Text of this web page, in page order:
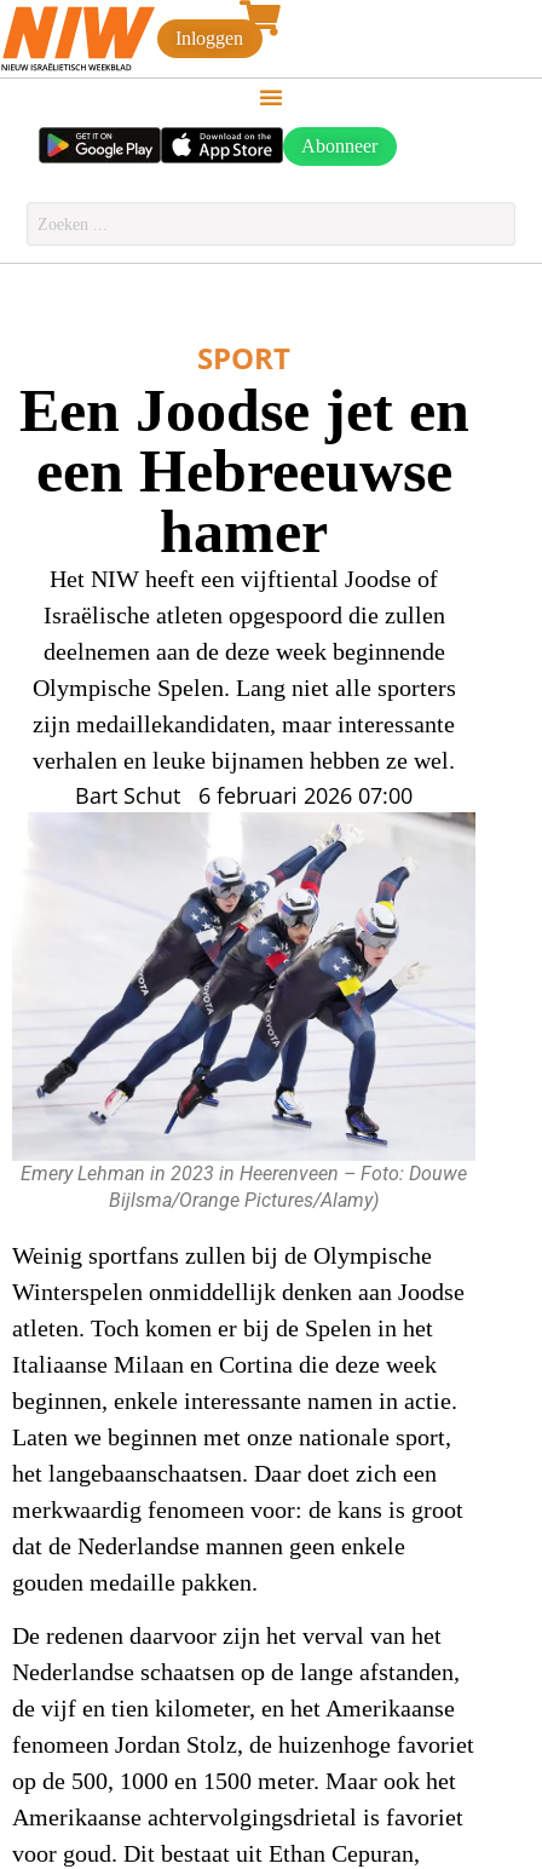
Inloggen
Abonneer
SPORT
Een Joodse jet en
een Hebreeuwse
hamer
Het NIW heeft een vijftiental Joodse of
Israëlische atleten opgespoord die zullen
deelnemen aan de deze week beginnende
Olympische Spelen. Lang niet alle sporters
zijn medaillekandidaten, maar interessante
verhalen en leuke bijnamen hebben ze wel.
Bart Schut 6 februari 2026 07:00
Emery Lehman in 2023 in Heerenveen – Foto: Douwe
Bijlsma/Orange Pictures/Alamy)
Weinig sportfans zullen bij de Olympische
Winterspelen onmiddellijk denken aan Joodse
atleten. Toch komen er bij de Spelen in het
Italiaanse Milaan en Cortina die deze week
beginnen, enkele interessante namen in actie.
Laten we beginnen met onze nationale sport,
het langebaanschaatsen. Daar doet zich een
merkwaardig fenomeen voor: de kans is groot
dat de Nederlandse mannen geen enkele
gouden medaille pakken.
De redenen daarvoor zijn het verval van het
Nederlandse schaatsen op de lange afstanden,
de vijf en tien kilometer, en het Amerikaanse
fenomeen Jordan Stolz, de huizenhoge favoriet
op de 500, 1000 en 1500 meter. Maar ook het
Amerikaanse achtervolgingsdrietal is favoriet
voor goud. Dit bestaat uit Ethan Cepuran,